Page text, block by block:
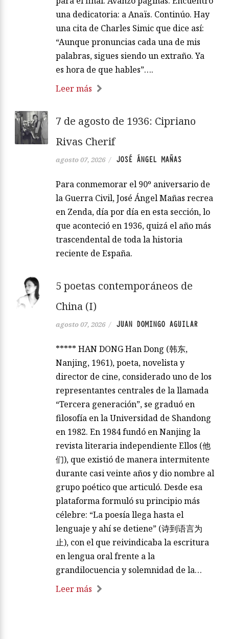
una dedicatoria: a Anaïs. Continúo. Hay
una cita de Charles Simic que dice así:
“Aunque pronuncias cada una de mis
palabras, sigues siendo un extraño. Ya
es hora de que hables”….
Leer más
7 de agosto de 1936: Cipriano
Rivas Cherif
agosto 07, 2026 / JOSÉ ÁNGEL MAÑAS
Para conmemorar el 90º aniversario de
la Guerra Civil, José Ángel Mañas recrea
en Zenda, día por día en esta sección, lo
que aconteció en 1936, quizá el año más
trascendental de toda la historia
reciente de España.
5 poetas contemporáneos de
China (I)
agosto 07, 2026 / JUAN DOMINGO AGUILAR
***** HAN DONG Han Dong (韩东,
Nanjing, 1961), poeta, novelista y
director de cine, considerado uno de los
representantes centrales de la llamada
“Tercera generación”, se graduó en
filosofía en la Universidad de Shandong
en 1982. En 1984 fundó en Nanjing la
revista literaria independiente Ellos (他
们), que existió de manera intermitente
durante casi veinte años y dio nombre al
grupo poético que articuló. Desde esa
plataforma formuló su principio más
célebre: “La poesía llega hasta el
lenguaje y ahí se detiene” (诗到语言为
止), con el que reivindicaba la escritura
en lengua oral frente a la
grandilocuencia y solemnidad de la…
Leer más